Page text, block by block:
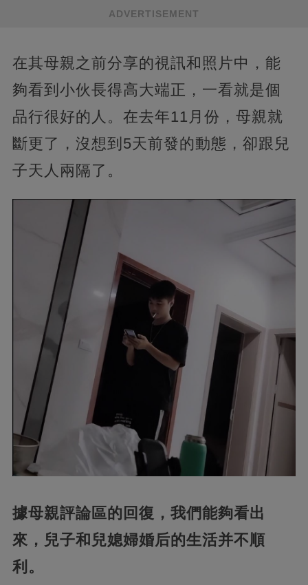
ADVERTISEMENT
在其母親之前分享的視訊和照片中，能
夠看到小伙長得高大端正，一看就是個
品行很好的人。在去年11月份，母親就
斷更了，沒想到5天前發的動態，卻跟兒
子天人兩隔了。
據母親評論區的回復，我們能夠看出
來，兒子和兒媳婦婚后的生活并不順
利。